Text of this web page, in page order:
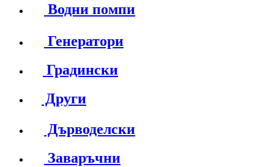
Водни помпи
Генератори
Градински
Други
Дърводелски
Заваръчни